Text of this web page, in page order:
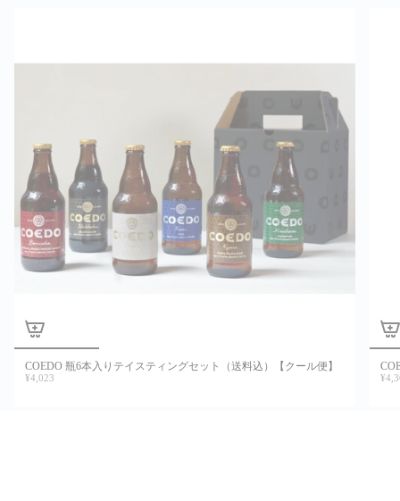
COEDO 瓶6本入りテイスティングセット（送料込）【クール便】
¥4,023